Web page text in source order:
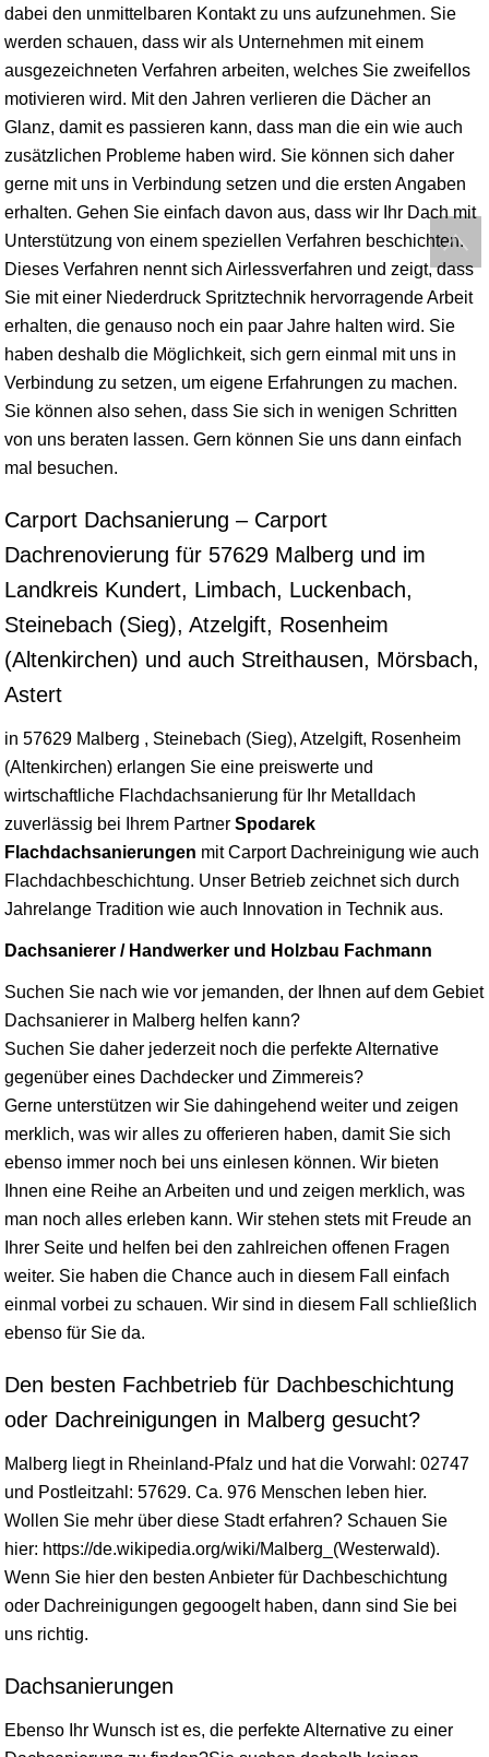
dabei den unmittelbaren Kontakt zu uns aufzunehmen. Sie
werden schauen, dass wir als Unternehmen mit einem
ausgezeichneten Verfahren arbeiten, welches Sie zweifellos
motivieren wird. Mit den Jahren verlieren die Dächer an
Glanz, damit es passieren kann, dass man die ein wie auch
zusätzlichen Probleme haben wird. Sie können sich daher
gerne mit uns in Verbindung setzen und die ersten Angaben
erhalten. Gehen Sie einfach davon aus, dass wir Ihr Dach mit
Unterstützung von einem speziellen Verfahren beschichten.
Dieses Verfahren nennt sich Airlessverfahren und zeigt, dass
Sie mit einer Niederdruck Spritztechnik hervorragende Arbeit
erhalten, die genauso noch ein paar Jahre halten wird. Sie
haben deshalb die Möglichkeit, sich gern einmal mit uns in
Verbindung zu setzen, um eigene Erfahrungen zu machen.
Sie können also sehen, dass Sie sich in wenigen Schritten
von uns beraten lassen. Gern können Sie uns dann einfach
mal besuchen.
Carport Dachsanierung – Carport
Dachrenovierung für 57629 Malberg und im
Landkreis Kundert, Limbach, Luckenbach,
Steinebach (Sieg), Atzelgift, Rosenheim
(Altenkirchen) und auch Streithausen, Mörsbach,
Astert
in 57629 Malberg , Steinebach (Sieg), Atzelgift, Rosenheim
(Altenkirchen) erlangen Sie eine preiswerte und
wirtschaftliche Flachdachsanierung für Ihr Metalldach
zuverlässig bei Ihrem Partner Spodarek
Flachdachsanierungen mit Carport Dachreinigung wie auch
Flachdachbeschichtung. Unser Betrieb zeichnet sich durch
Jahrelange Tradition wie auch Innovation in Technik aus.
Dachsanierer / Handwerker und Holzbau Fachmann
Suchen Sie nach wie vor jemanden, der Ihnen auf dem Gebiet
Dachsanierer in Malberg helfen kann?
Suchen Sie daher jederzeit noch die perfekte Alternative
gegenüber eines Dachdecker und Zimmereis?
Gerne unterstützen wir Sie dahingehend weiter und zeigen
merklich, was wir alles zu offerieren haben, damit Sie sich
ebenso immer noch bei uns einlesen können. Wir bieten
Ihnen eine Reihe an Arbeiten und und zeigen merklich, was
man noch alles erleben kann. Wir stehen stets mit Freude an
Ihrer Seite und helfen bei den zahlreichen offenen Fragen
weiter. Sie haben die Chance auch in diesem Fall einfach
einmal vorbei zu schauen. Wir sind in diesem Fall schließlich
ebenso für Sie da.
Den besten Fachbetrieb für Dachbeschichtung
oder Dachreinigungen in Malberg gesucht?
Malberg liegt in Rheinland-Pfalz und hat die Vorwahl: 02747
und Postleitzahl: 57629. Ca. 976 Menschen leben hier.
Wollen Sie mehr über diese Stadt erfahren? Schauen Sie
hier: https://de.wikipedia.org/wiki/Malberg_(Westerwald).
Wenn Sie hier den besten Anbieter für Dachbeschichtung
oder Dachreinigungen gegoogelt haben, dann sind Sie bei
uns richtig.
Dachsanierungen
Ebenso Ihr Wunsch ist es, die perfekte Alternative zu einer